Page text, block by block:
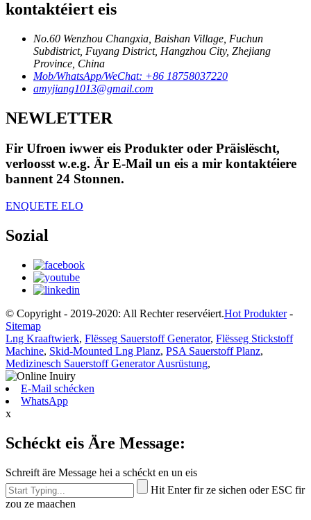
kontaktéiert eis
No.60 Wenzhou Changxia, Baishan Village, Fuchun
Subdistrict, Fuyang District, Hangzhou City, Zhejiang
Province, China
Mob/WhatsApp/WeChat: +86 18758037220
amyjiang1013@gmail.com
NEWLETTER
Fir Ufroen iwwer eis Produkter oder Präislëscht,
verloosst w.e.g. Är E-Mail un eis a mir kontaktéiere
bannent 24 Stonnen.
ENQUETE ELO
Sozial
© Copyright - 2019-2020: All Rechter reservéiert.Hot Produkter-
Sitemap
Lng Kraaftwierk, Flësseg Sauerstoff Generator, Flësseg Stickstoff
Machine, Skid-Mounted Lng Planz, PSA Sauerstoff Planz,
Medizinesch Sauerstoff Generator Ausrüstung,
E-Mail schécken
WhatsApp
x
Schéckt eis Äre Message:
Schreift äre Message hei a schéckt en un eis
Hit Enter fir ze sichen oder ESC fir
zou ze maachen